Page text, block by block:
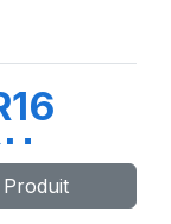
Produit